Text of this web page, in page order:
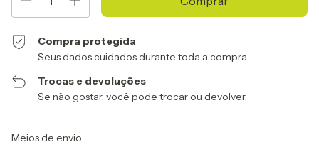
Compra protegida
Seus dados cuidados durante toda a compra.
Trocas e devoluções
Se não gostar, você pode trocar ou devolver.
Entregas para o CEP:
Meios de envio